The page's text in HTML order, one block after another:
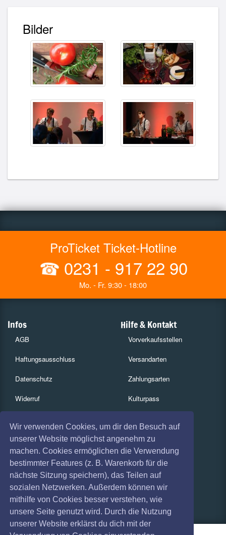
Wir verwenden Cookies, um dir den Besuch auf
unserer Website möglichst angenehm zu
machen. Cookies ermöglichen die Verwendung
bestimmter Features (z. B. Warenkorb für die
nächste Sitzung speichern), das Teilen auf
sozialen Netzwerken. Außerdem können wir
mithilfe von Cookies besser verstehen, wie
unsere Seite genutzt wird. Durch die Nutzung
unserer Website erklärst du dich mit der
Bilder
ProTicket Ticket-Hotline
☎ 0231 - 917 22 90
Mo. - Fr. 9:30 - 18:00
Infos
AGB
Haftungsausschluss
Datenschutz
Widerruf
Absagen
Coronavirus (COVID 19)
Hilfe & Kontakt
Vorverkaufsstellen
Versandarten
Zahlungsarten
Kulturpass
Services
Gutscheine
Geschäftskunden
Kartenrückgabe
Besucherregistrierung